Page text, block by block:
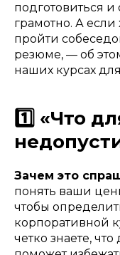
подготовиться и
грамотно. А если
пройти
резюме, — об
наших курсах
1️⃣ «Что
Зачем это
понять ваши
чтобы
корпоративной
четко знаете,